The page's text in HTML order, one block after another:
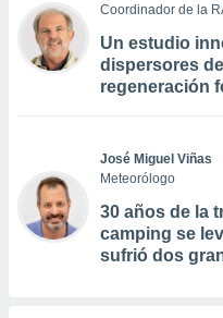
Coordinador de la
Un estudio
dispersores
regeneración
José Miguel Viñas
Meteorólogo
30 años de la
camping se
sufrió dos